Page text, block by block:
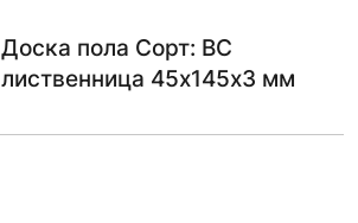
Доска пола Сорт: BC
лиственница 45х145х3 мм